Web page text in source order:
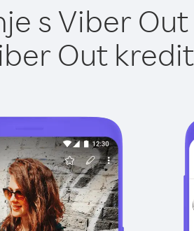
s Viber Out
Out